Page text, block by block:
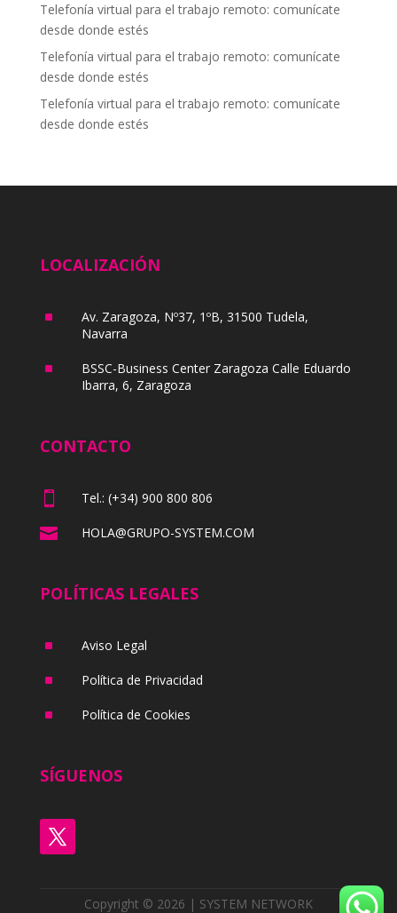
Telefonía virtual para el trabajo remoto: comunícate
desde donde estés
Telefonía virtual para el trabajo remoto: comunícate
desde donde estés
Telefonía virtual para el trabajo remoto: comunícate
desde donde estés
LOCALIZACIÓN
^
Av. Zaragoza, Nº37, 1ºB, 31500 Tudela,
Navarra
^
BSSC-Business Center Zaragoza Calle Eduardo
Ibarra, 6, Zaragoza
CONTACTO
 Tel.: (+34) 900 800 806
 HOLA@GRUPO-SYSTEM.COM
POLÍTICAS LEGALES
^ Aviso Legal
^ Política de Privacidad
^ Política de Cookies
SÍGUENOS
Copyright © 2026 | SYSTEM NETWORK